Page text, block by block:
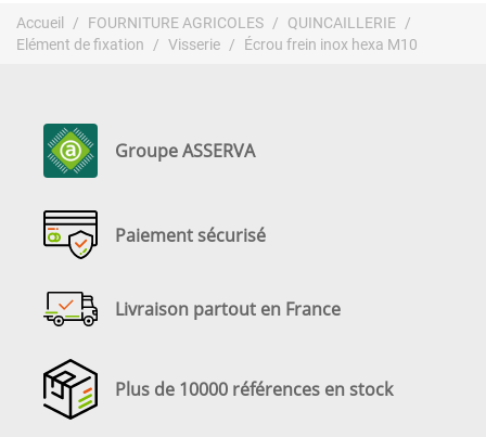
Accueil FOURNITURE AGRICOLES
QUINCAILLERIE
Elément de fixation
Visserie Écrou frein inox hexa M10
Groupe ASSERVA
Paiement sécurisé
Livraison partout en France
Plus de 10000 références en stock